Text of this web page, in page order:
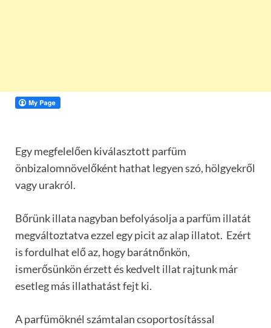
Egy megfelelően kiválasztott parfüm
önbizalomnövelőként hathat legyen szó, hölgyekről
vagy urakról.
Bőrünk illata nagyban befolyásolja a parfüm illatát
megváltoztatva ezzel egy picit az alap illatot. Ezért
is fordulhat elő az, hogy barátnőnkön,
ismerősünkön érzett és kedvelt illat rajtunk már
esetleg más illathatást fejt ki.
A parfümöknél számtalan csoportosítással